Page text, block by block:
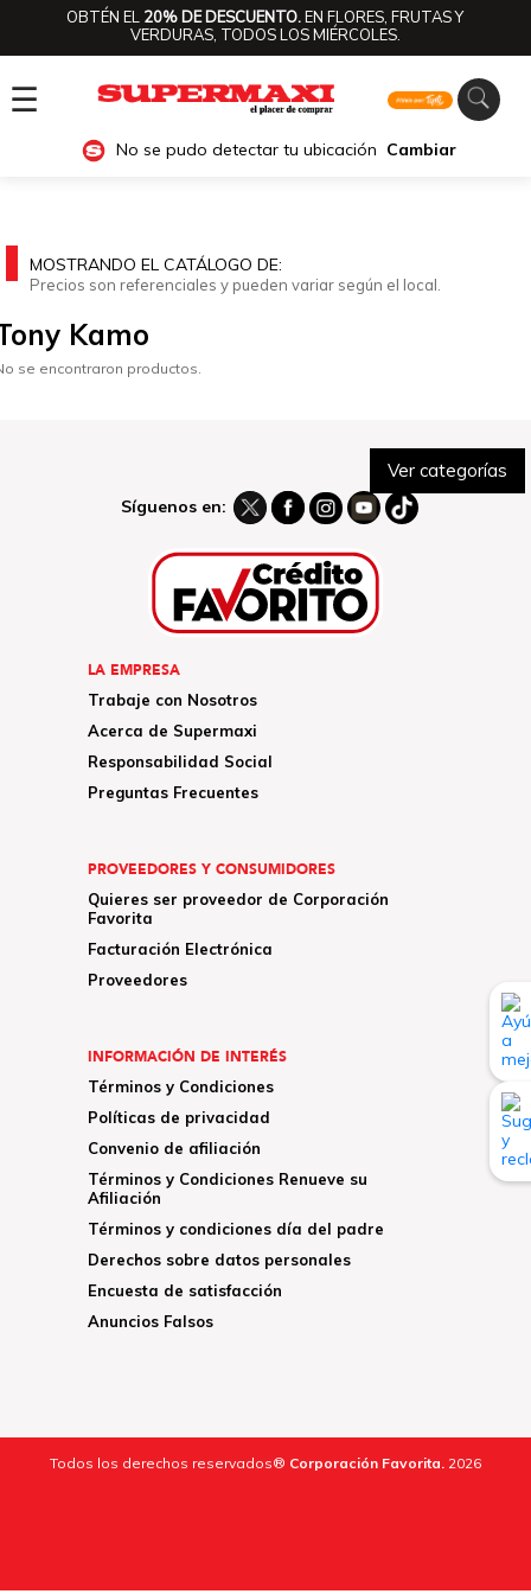
OBTÉN EL 20% DE DESCUENTO.EN FLORES, FRUTAS Y
VERDURAS, TODOS LOS MIÉRCOLES.
☰
No se pudo detectar tu ubicación Cambiar
Ver categorías
MOSTRANDO EL CATÁLOGO DE:
Precios son referenciales y pueden variar según el local.
Kamo
se encontraron productos.
Síguenos en:
LA EMPRESA
Trabaje con Nosotros
Acerca de Supermaxi
Responsabilidad Social
Preguntas Frecuentes
PROVEEDORES Y CONSUMIDORES
Quieres ser proveedor de Corporación
Favorita
Facturación Electrónica
Proveedores
INFORMACIÓN DE INTERÉS
Términos y Condiciones
Políticas de privacidad
Convenio de afiliación
Términos y Condiciones Renueve su
Afiliación
Términos y condiciones día del padre
Derechos sobre datos personales
Encuesta de satisfacción
Anuncios Falsos
Todos los derechos reservados® Corporación Favorita. 2026